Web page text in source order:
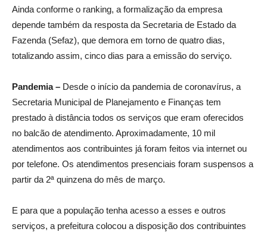
Ainda conforme o ranking, a formalização da empresa
depende também da resposta da Secretaria de Estado da
Fazenda (Sefaz), que demora em torno de quatro dias,
totalizando assim, cinco dias para a emissão do serviço.
Pandemia – Desde o início da pandemia de coronavírus, a
Secretaria Municipal de Planejamento e Finanças tem
prestado à distância todos os serviços que eram oferecidos
no balcão de atendimento. Aproximadamente, 10 mil
atendimentos aos contribuintes já foram feitos via internet ou
por telefone. Os atendimentos presenciais foram suspensos a
partir da 2ª quinzena do mês de março.
E para que a população tenha acesso a esses e outros
serviços, a prefeitura colocou a disposição dos contribuintes